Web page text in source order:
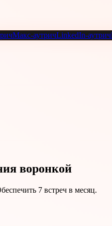
Макс-аутричLinkedIn-аутрич
воронкой
7 встреч в месяц.